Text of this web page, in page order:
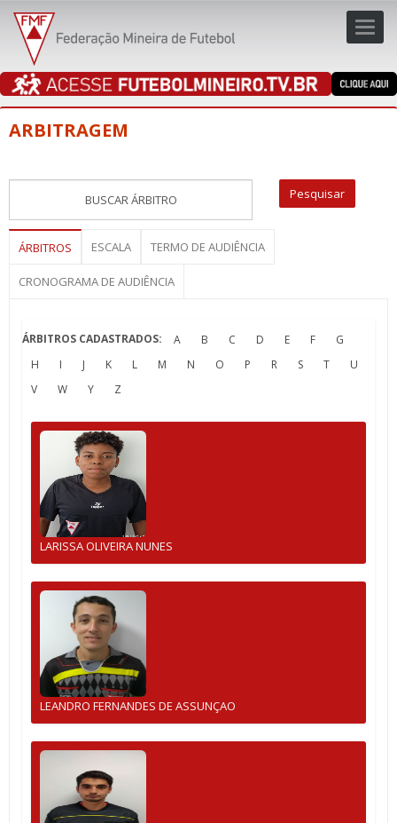
ARBITRAGEM
ÁRBITROS ESCALA TERMO DE AUDIÊNCIA
CRONOGRAMA DE AUDIÊNCIA
ÁRBITROS CADASTRADOS: A B C D E F
G
H
I J K L M N O P R S T
U
V
W Y Z
LARISSA OLIVEIRA NUNES
LEANDRO FERNANDES DE ASSUNÇAO